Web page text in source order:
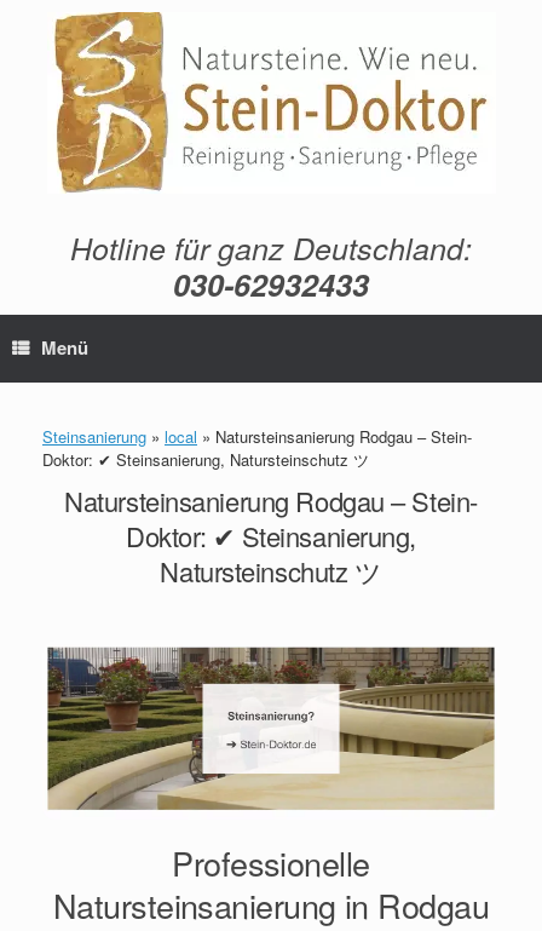
springen
Hotline für ganz Deutschland:
030-62932433
Menü
Steinsanierung » local » Natursteinsanierung Rodgau – Stein-
Doktor: ✔ Steinsanierung, Natursteinschutz ツ
Natursteinsanierung Rodgau – Stein-
Doktor: ✔ Steinsanierung,
Natursteinschutz ツ
Professionelle
Natursteinsanierung in Rodgau